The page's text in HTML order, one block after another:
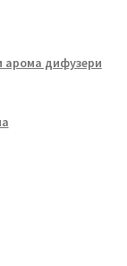
арома дифузери